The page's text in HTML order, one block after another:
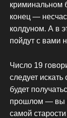
криминальном
конец —
колдуном. А в
пойдут с вами
Число 19
следует
будет
прошлом — вы
самой